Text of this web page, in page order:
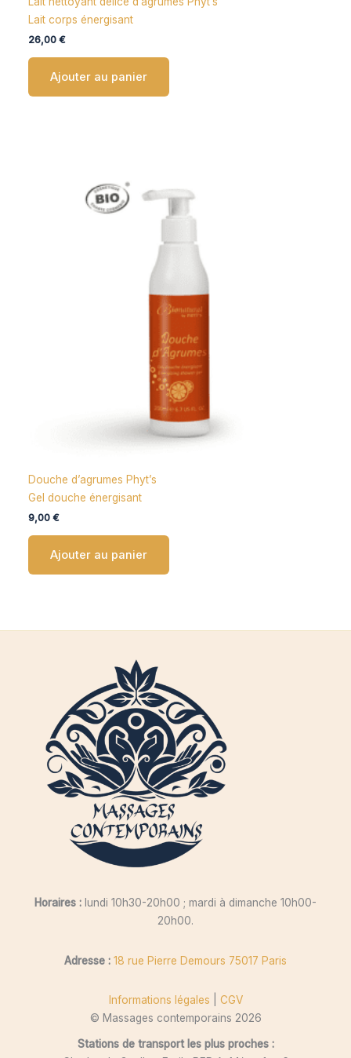
Lait corps énergisant
26,00€
Ajouter au panier
Douche d’agrumes Phyt’s
Gel douche énergisant
9,00€
Ajouter au panier
Horaires : lundi 10h30-20h00 ; mardi à dimanche 10h00-
20h00.
Adresse : 18 rue Pierre Demours 75017 Paris
Informations légales
CGV
© Massages contemporains 2026
Stations de transport les plus proches :